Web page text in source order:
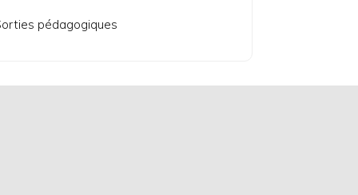
pédagogiques